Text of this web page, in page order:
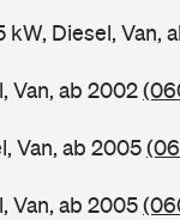
kW, Diesel, Van,
Van, ab 2002
Van, ab 2005
Van, ab 2005